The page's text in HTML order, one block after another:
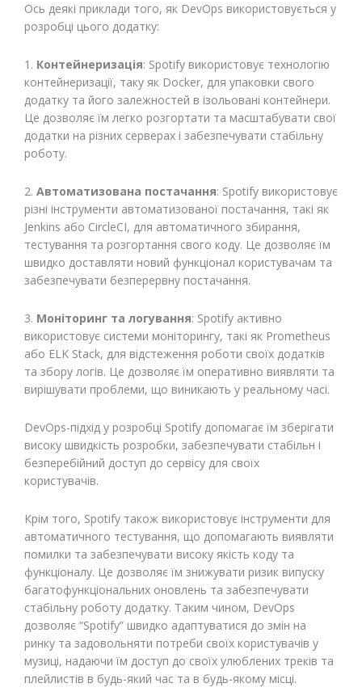
Ось деякі приклади того, як DevOps використовується у
розробці цього додатку:
1. Контейнеризація: Spotify використовує технологію
контейнеризації, таку як Docker, для упаковки свого
додатку та його залежностей в ізольовані контейнери.
Це дозволяє їм легко розгортати та масштабувати свої
додатки на різних серверах і забезпечувати стабільну
роботу.
2️. Автоматизована постачання: Spotify використовує
різні інструменти автоматизованої постачання, такі як
Jenkins або CircleCI, для автоматичного збирання,
тестування та розгортання свого коду. Це дозволяє їм
швидко доставляти новий функціонал користувачам та
забезпечувати безперервну постачання.
3️. Моніторинг та логування: Spotify активно
використовує системи моніторингу, такі як Prometheus
або ELK Stack, для відстеження роботи своїх додатків
та збору логів. Це дозволяє їм оперативно виявляти та
вирішувати проблеми, що виникають у реальному часі.
DevOps-підхід у розробці Spotify допомагає їм зберігати
високу швидкість розробки, забезпечувати стабільн і
безперебійний доступ до сервісу для своїх
користувачів.
Крім того, Spotify також використовує інструменти для
автоматичного тестування, що допомагають виявляти
помилки та забезпечувати високу якість коду та
функціоналу. Це дозволяє їм знижувати ризик випуску
багатофункціональних оновлень та забезпечувати
стабільну роботу додатку. Таким чином, DevOps
дозволяє “Spotify” швидко адаптуватися до змін на
ринку та задовольняти потреби своїх користувачів у
музиці, надаючи їм доступ до своїх улюблених треків та
плейлистів в будь-який час та в будь-якому місці.